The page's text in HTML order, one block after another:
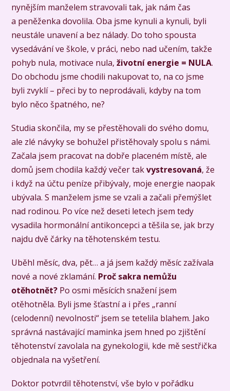
nynějším manželem stravovali tak, jak nám čas
a peněženka dovolila. Oba jsme kynuli a kynuli, byli
neustále unavení a bez nálady. Do toho spousta
vysedávání ve škole, v práci, nebo nad učením, takže
pohyb nula, motivace nula,životní energie = NULA.
Do obchodu jsme chodili nakupovat to, na co jsme
byli zvyklí – přeci by to neprodávali, kdyby na tom
bylo něco špatného, ne?
Studia skončila, my se přestěhovali do svého domu,
ale zlé návyky se bohužel přistěhovaly spolu s námi.
Začala jsem pracovat na dobře placeném místě, ale
domů jsem chodila každý večer takvystresovaná, že
i když na účtu peníze přibývaly, moje energie naopak
ubývala. S manželem jsme se vzali a začali přemýšlet
nad rodinou. Po více než deseti letech jsem tedy
vysadila hormonální antikoncepci a těšila se, jak brzy
najdu dvě čárky na těhotenském testu.
Uběhl měsíc, dva, pět… a já jsem každý měsíc zažívala
nové a nové zklamání. Proč sakra nemůžu
otěhotnět? Po osmi měsících snažení jsem
otěhotněla. Byli jsme šťastní a i přes „ranní
(celodenní) nevolnosti“ jsem se tetelila blahem. Jako
správná nastávající maminka jsem hned po zjištění
těhotenství zavolala na gynekologii, kde mě sestřička
objednala na vyšetření.
Doktor potvrdil těhotenství, vše bylo v pořádku